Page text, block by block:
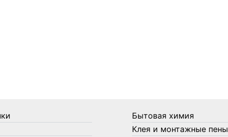
Бытовая химия
Клея и монтажные пены